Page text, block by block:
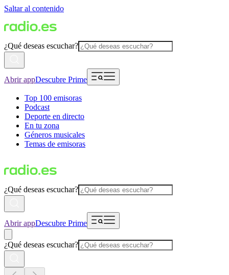
Saltar al contenido
¿Qué deseas escuchar?
Abrir appDescubre Prime
Top 100 emisoras
Podcast
Deporte en directo
En tu zona
Géneros musicales
Temas de emisoras
¿Qué deseas escuchar?
Abrir appDescubre Prime
¿Qué deseas escuchar?